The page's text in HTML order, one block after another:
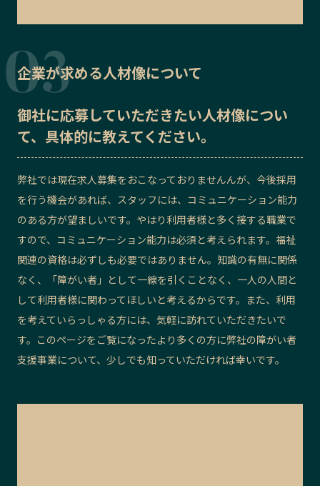
企業が求める人材像について
御社に応募していただきたい人材像につい
て、具体的に教えてください。
弊社では現在求人募集をおこなっておりませんんが、今後採用
を行う機会があれば、スタッフには、コミュニケーション能力
のある方が望ましいです。やはり利用者様と多く接する職業で
すので、コミュニケーション能力は必須と考えられます。福祉
関連の資格は必ずしも必要ではありません。知識の有無に関係
なく、「障がい者」として一線を引くことなく、一人の人間と
して利用者様に関わってほしいと考えるからです。また、利用
を考えていらっしゃる方には、気軽に訪れていただきたいで
す。このページをご覧になったより多くの方に弊社の障がい者
支援事業について、少しでも知っていただければ幸いです。